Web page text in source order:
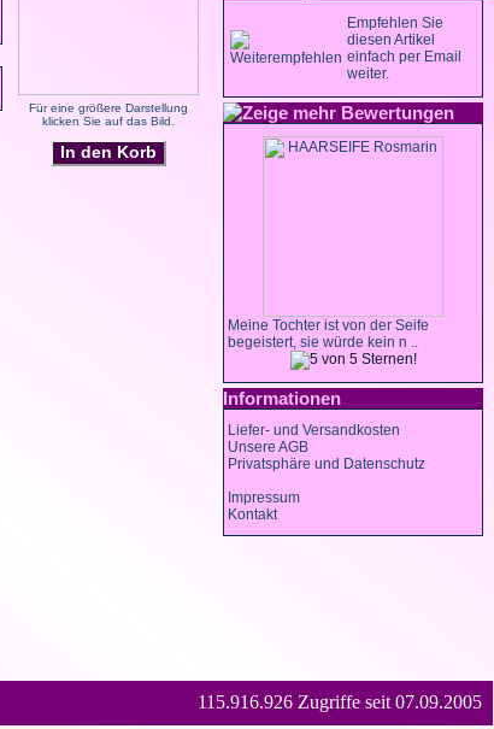
Für eine größere Darstellung
klicken Sie auf das Bild.
In den Korb
Empfehlen Sie
diesen Artikel
einfach per Email
weiter.
Bewertungen
Meine Tochter ist von der Seife
begeistert, sie würde kein n ..
Informationen
Liefer- und Versandkosten
Unsere AGB
Privatsphäre und Datenschutz
Impressum
Kontakt
115.916.926 Zugriffe seit 07.09.2005